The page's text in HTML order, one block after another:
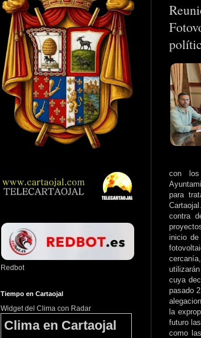
con
para
contra
inicio
cuya
pasado
la
futuro
como
Redbot
Tiempo en Cartaojal
Widget del Clima con Radar
Clima en Cartaojal